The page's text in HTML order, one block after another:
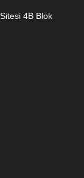
4B Blok